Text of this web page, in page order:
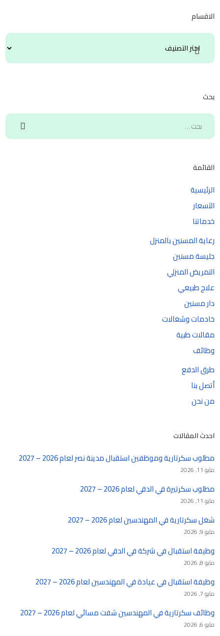
الاقسام
بحث
القائمة
الرئيسية
الآسعار
خدماتنا
رعاية المسنين بالمنزل
جليسة مسنين
التمريض المنزلي
علاج طبيعي
دار مسنين
خادمات وشغالات
مقالات طبية
وظائف
طرق الدفع
أتصل بنا
من نحن
احدث المقالات
مطلوب سكرتارية وموظفين استقبال مدينة نصر لعام 2026 – 2027
مايو 11, 2026
مطلوب سكرتيرة في الدقي لعام 2026 – 2027
مايو 11, 2026
شغل سكرتارية في المهندسين لعام 2026 – 2027
مايو 9, 2026
وظيفة استقبال في شركة في الدقي لعام 2026 – 2027
مايو 8, 2026
وظيفة استقبال في عيادة في المهندسين لعام 2026 – 2027
مايو 7, 2026
وظائف سكرتارية في المهندسين شفت مسائي لعام 2026 – 2027
مايو 6, 2026